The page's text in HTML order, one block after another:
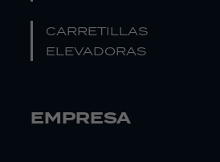
CARRETILLAS
ELEVADORAS
EMPRESA